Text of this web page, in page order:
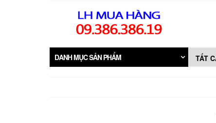
DANH MỤC SẢN PHẨM